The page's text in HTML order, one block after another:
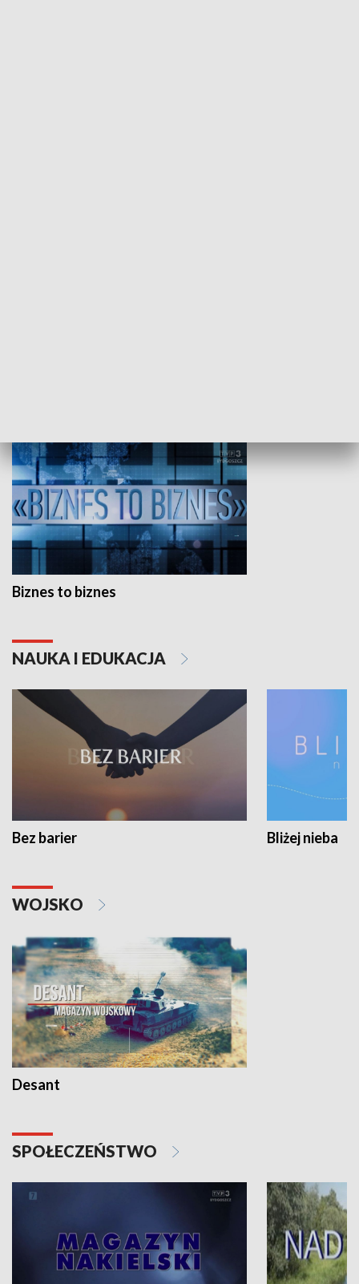
Biznes to biznes
NAUKA I EDUKACJA
Bez barier Bliżej nieba
WOJSKO
Desant
SPOŁECZEŃSTWO